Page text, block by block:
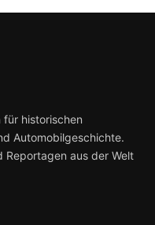
historischen
Automobilgeschichte.
Reportagen aus der Welt